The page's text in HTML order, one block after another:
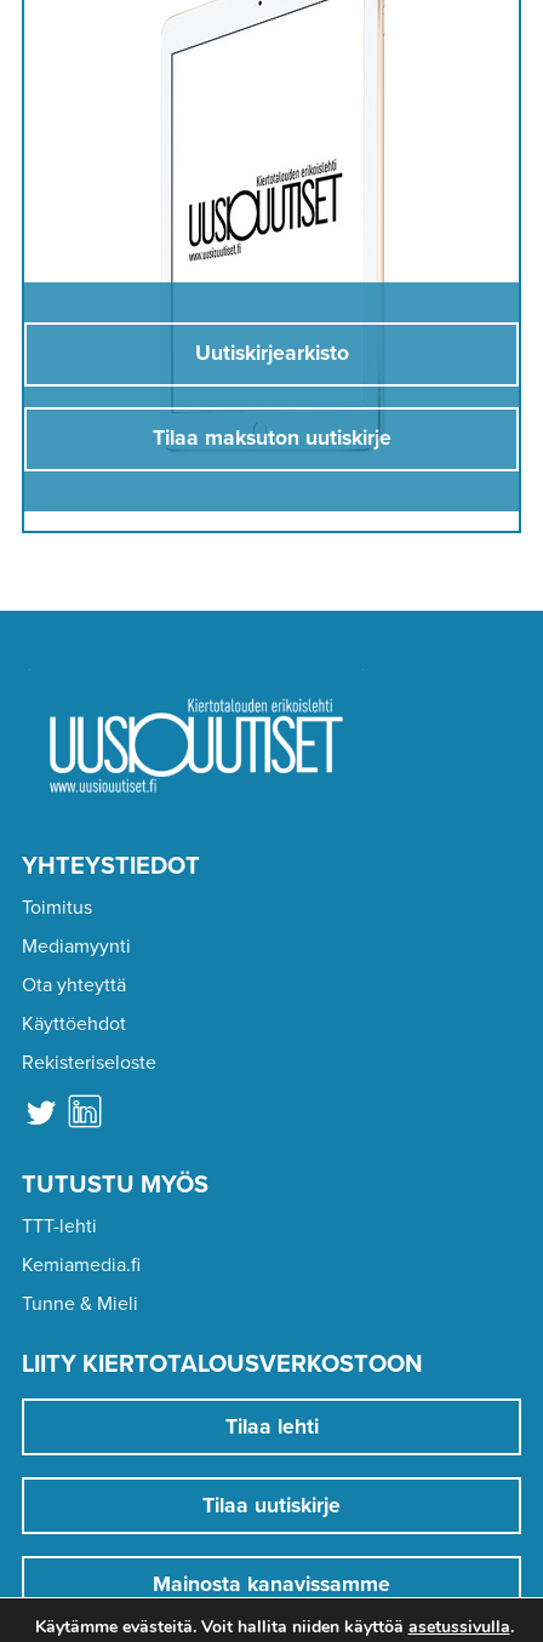
Uutiskirjearkisto
Tilaa maksuton uutiskirje
YHTEYSTIEDOT
Toimitus
Mediamyynti
Ota yhteyttä
Käyttöehdot
Rekisteriseloste
TUTUSTU MYÖS
TTT-lehti
Kemiamedia.fi
Tunne & Mieli
LIITY KIERTOTALOUSVERKOSTOON
Tilaa lehti
Tilaa uutiskirje
Mainosta kanavissamme
Käytämme evästeitä. Voit hallita niiden käyttöä asetussivulla.